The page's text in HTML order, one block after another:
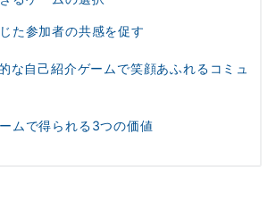
た参加者の共感を促す
な自己紹介ゲームで笑顔あふれるコミュ
ムで得られる3つの価値